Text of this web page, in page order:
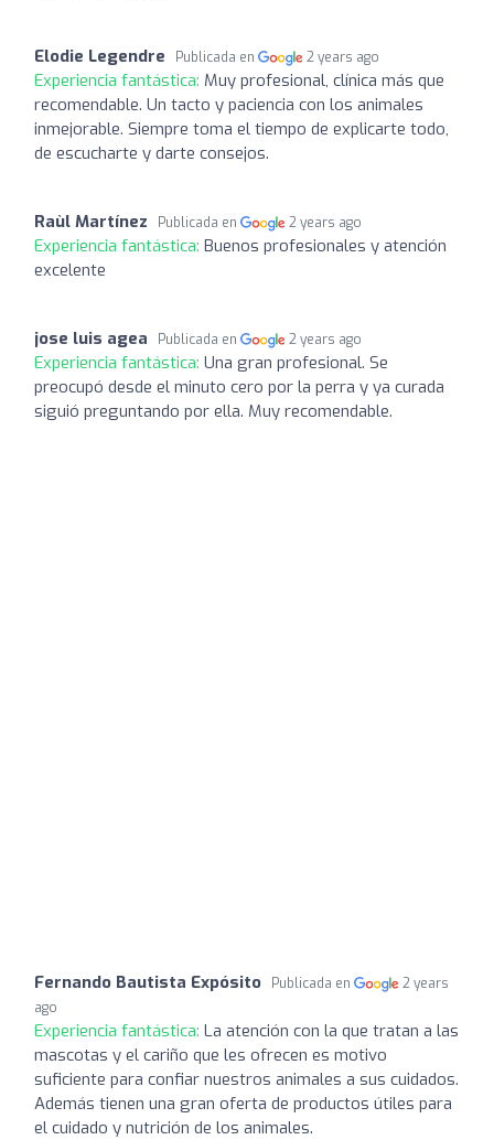
Elodie Legendre Publicada en 2 years ago
Experiencia fantástica: Muy profesional, clínica más que
recomendable. Un tacto y paciencia con los animales
inmejorable. Siempre toma el tiempo de explicarte todo,
de escucharte y darte consejos.
Raùl Martínez Publicada en 2 years ago
Experiencia fantástica: Buenos profesionales y atención
excelente
jose luis agea Publicada en 2 years ago
Experiencia fantástica: Una gran profesional. Se
preocupó desde el minuto cero por la perra y ya curada
siguió preguntando por ella. Muy recomendable.
Fernando Bautista Expósito Publicada en
2 years
ago
Experiencia fantástica: La atención con la que tratan a las
mascotas y el cariño que les ofrecen es motivo
suficiente para confiar nuestros animales a sus cuidados.
Además tienen una gran oferta de productos útiles para
el cuidado y nutrición de los animales.